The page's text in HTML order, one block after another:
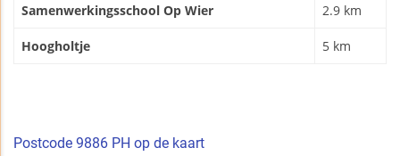
Samenwerkingsschool Op Wier 2.9 km
Hoogholtje 5 km
Postcode 9886 PH op de kaart